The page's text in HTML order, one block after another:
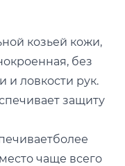
козьей кожи,
без
и ловкости рук.
защиту
чаще всего